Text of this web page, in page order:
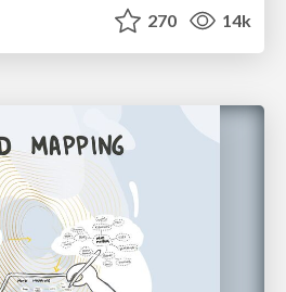
270 14k